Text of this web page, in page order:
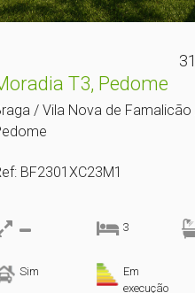
T3, Pedome
/ Vila Nova de Famalicão
: BF2301XC23M1
3
Sim
Em
execução